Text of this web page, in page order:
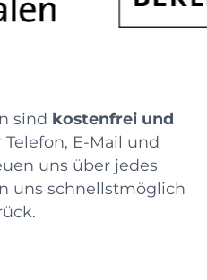
sind kostenfrei und
Telefon, E-Mail und
uns über jedes
uns schnellstmöglich